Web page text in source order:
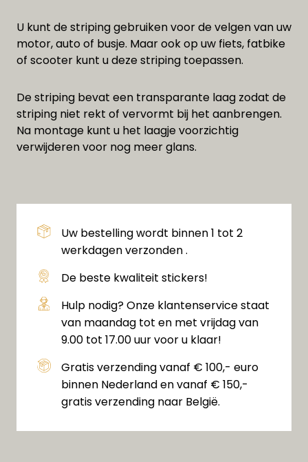
U kunt de striping gebruiken voor de velgen van uw
motor, auto of busje. Maar ook op uw fiets, fatbike
of scooter kunt u deze striping toepassen.
De striping bevat een transparante laag zodat de
striping niet rekt of vervormt bij het aanbrengen.
Na montage kunt u het laagje voorzichtig
verwijderen voor nog meer glans.
Uw bestelling wordt binnen 1 tot 2
werkdagen verzonden .
De beste kwaliteit stickers!
Hulp nodig? Onze klantenservice staat
van maandag tot en met vrijdag van
9.00 tot 17.00 uur voor u klaar!
Gratis verzending vanaf € 100,- euro
binnen Nederland en vanaf € 150,-
gratis verzending naar België.